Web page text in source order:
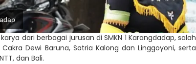
dari berbagai jurusan di SMKN 1 Karangdadap, salah
Dewi Baruna, Satria Kalong dan Linggoyoni, serta
dan Bali.